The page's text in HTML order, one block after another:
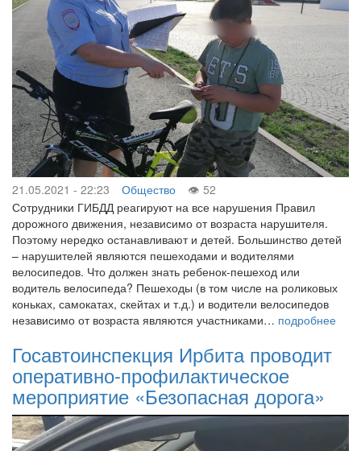
21.05.2021 - 22:23 Общество
52
Сотрудники ГИБДД реагируют на все нарушения Правил
дорожного движения, независимо от возраста нарушителя.
Поэтому нередко останавливают и детей. Большинство детей
– нарушителей являются пешеходами и водителями
велосипедов. Что должен знать ребенок-пешеход или
водитель велосипеда? Пешеходы (в том числе на роликовых
коньках, самокатах, скейтах и т.д.) и водители велосипедов
независимо от возраста являются участниками… подробнее
Госавтоинспекция Ирбита проводит
оперативно-профилактическое
мероприятие «Безопасная дорога»